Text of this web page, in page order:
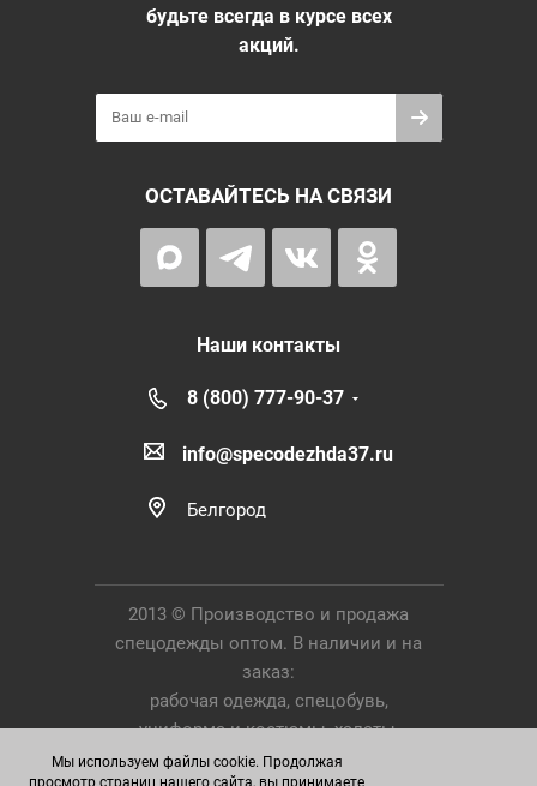
будьте всегда в курсе всех
акций.
ОСТАВАЙТЕСЬ НА СВЯЗИ
Наши контакты
8 (800) 777-90-37
info@specodezhda37.ru
Белгород
2013 © Производство и продажа
спецодежды оптом. В наличии и на
заказ:
рабочая одежда, спецобувь,
униформа и костюмы, халаты,
Средства Индивидуальной Защиты.
Мы используем файлы cookie. Продолжая
просмотр страниц нашего сайта, вы принимаете